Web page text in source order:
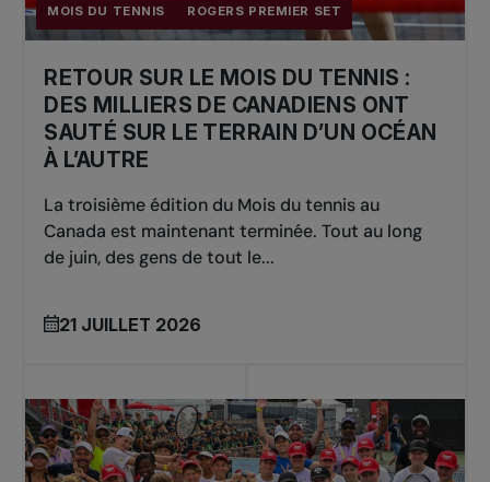
MOIS DU TENNIS ROGERS PREMIER SET
RETOUR SUR LE MOIS DU TENNIS :
DES MILLIERS DE CANADIENS ONT
SAUTÉ SUR LE TERRAIN D’UN OCÉAN
À L’AUTRE
La troisième édition du Mois du tennis au
Canada est maintenant terminée. Tout au long
de juin, des gens de tout le...
21 JUILLET 2026